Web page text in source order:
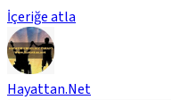
İçeriğe atla
Hayattan.Net